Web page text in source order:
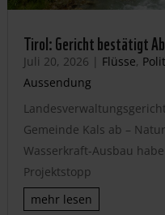
Tirol: Gericht bestätigt
Juli 20, 2026 | Flüsse,
Aussendung
Gemeinde Kals ab –
Wasserkraft-Ausbau
Projektstopp
mehr lesen